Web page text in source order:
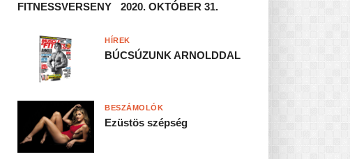
FITNESSVERSENY 2020. OKTÓBER 31.
BÚCSÚZUNK ARNOLDDAL
HÍREK
Ezüstös szépség
BESZÁMOLÓK